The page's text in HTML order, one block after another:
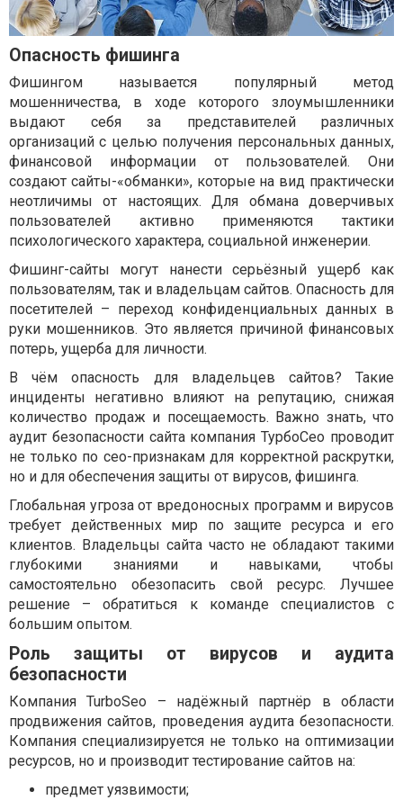
Опасность фишинга
Фишингом называется популярный метод
мошенничества, в ходе которого злоумышленники
выдают себя за представителей различных
организаций с целью получения персональных данных,
финансовой информации от пользователей. Они
создают сайты-«обманки», которые на вид практически
неотличимы от настоящих. Для обмана доверчивых
пользователей активно применяются тактики
психологического характера, социальной инженерии.
Фишинг-сайты могут нанести серьёзный ущерб как
пользователям, так и владельцам сайтов. Опасность для
посетителей – переход конфиденциальных данных в
руки мошенников. Это является причиной финансовых
потерь, ущерба для личности.
В чём опасность для владельцев сайтов? Такие
инциденты негативно влияют на репутацию, снижая
количество продаж и посещаемость. Важно знать, что
аудит безопасности сайта компания ТурбоСео проводит
не только по сео-признакам для корректной раскрутки,
но и для обеспечения защиты от вирусов, фишинга.
Глобальная угроза от вредоносных программ и вирусов
требует действенных мир по защите ресурса и его
клиентов. Владельцы сайта часто не обладают такими
глубокими знаниями и навыками, чтобы
самостоятельно обезопасить свой ресурс. Лучшее
решение – обратиться к команде специалистов с
большим опытом.
Роль защиты от вирусов и аудита
безопасности
Компания TurboSeo – надёжный партнёр в области
продвижения сайтов, проведения аудита безопасности.
Компания специализируется не только на оптимизации
ресурсов, но и производит тестирование сайтов на:
предмет уязвимости;